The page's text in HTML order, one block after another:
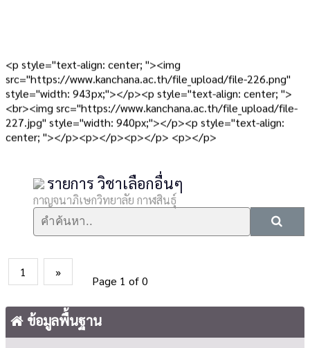
src="https://www.kanchana.ac.th/file_upload/file-226.png"
style="width: 943px;"></p><p style="text-align: center; ">
<br><img src="https://www.kanchana.ac.th/file_upload/file-
227.jpg" style="width: 940px;"></p><p style="text-align:
center; "></p><p></p><p></p> <p></p>
รายการ วิชาเลือกอื่นๆ
กาญจนาภิเษกวิทยาลัย กาฬสินธุ์
1 »
Page 1 of 0
ข้อมูลพื้นฐาน